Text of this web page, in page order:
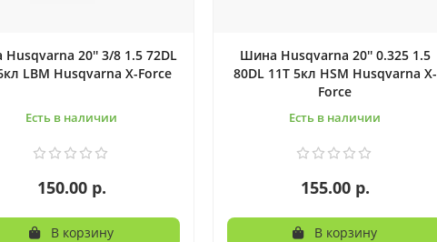
20'' 3/8 1.5 72DL
LBM Husqvarna X-Force
Есть в наличии
150.00 р.
В корзину
Шина Husqvarna 20'' 0.325 1.5
80DL 11T 5кл HSM Husqvarna X-
Force
Есть в наличии
155.00 р.
В корзину